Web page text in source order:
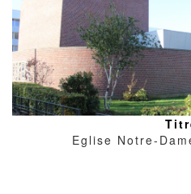
Eglise Notre-